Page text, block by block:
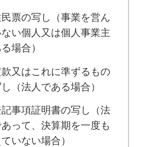
民票の写し（事業を営ん
い個人又は個人事業主
場合）
款又はこれに準ずるもの
（法人である場合）
記事項証明書の写し（法
あって、決算期を一度も
いない場合）